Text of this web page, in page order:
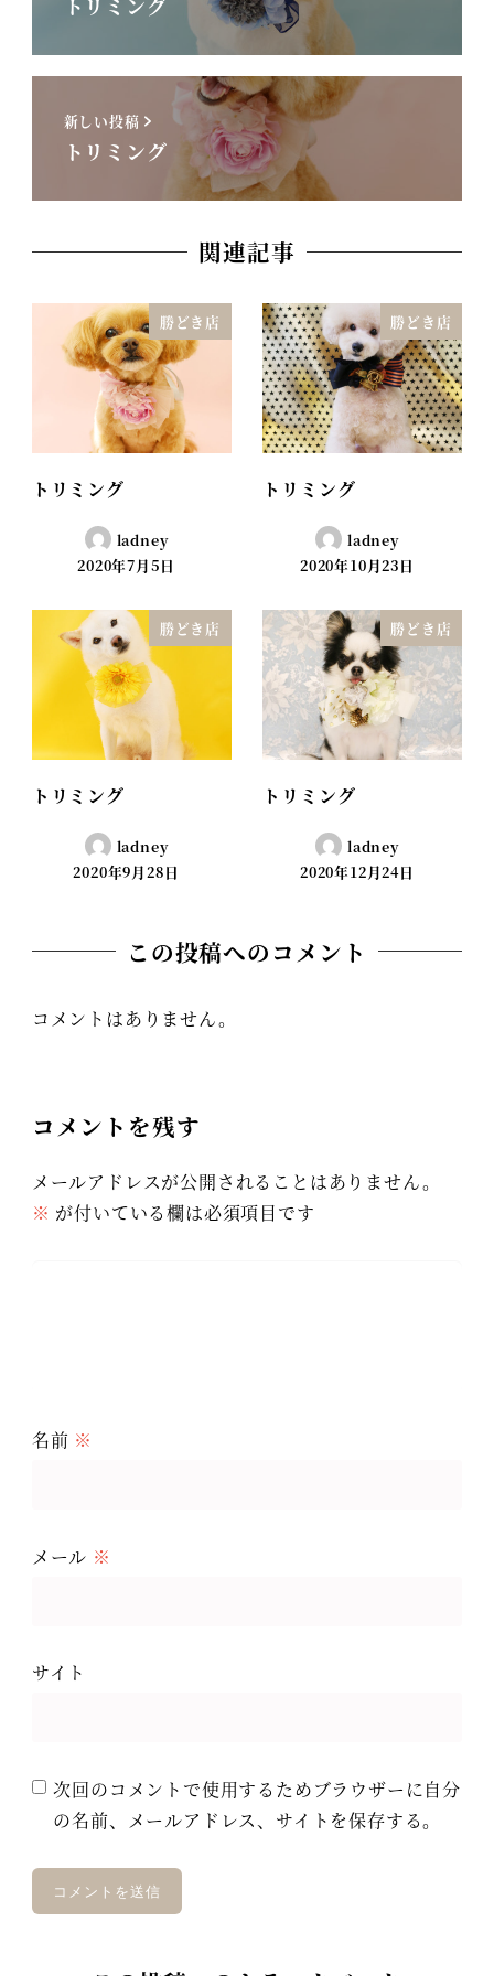
新しい投稿
トリミング
関連記事
勝どき店
トリミング
ladney
2020年7月5日
勝どき店
トリミング
ladney
2020年10月23日
勝どき店
トリミング
ladney
2020年9月28日
勝どき店
トリミング
ladney
2020年12月24日
この投稿へのコメント
コメントはありません。
コメントを残す
メールアドレスが公開されることはありません。
※ が付いている欄は必須項目です
名前 ※
メール ※
サイト
次回のコメントで使用するためブラウザーに自分
の名前、メールアドレス、サイトを保存する。